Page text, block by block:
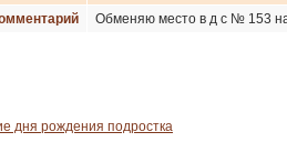
Обменяю место в д с № 153
дня рождения подростка